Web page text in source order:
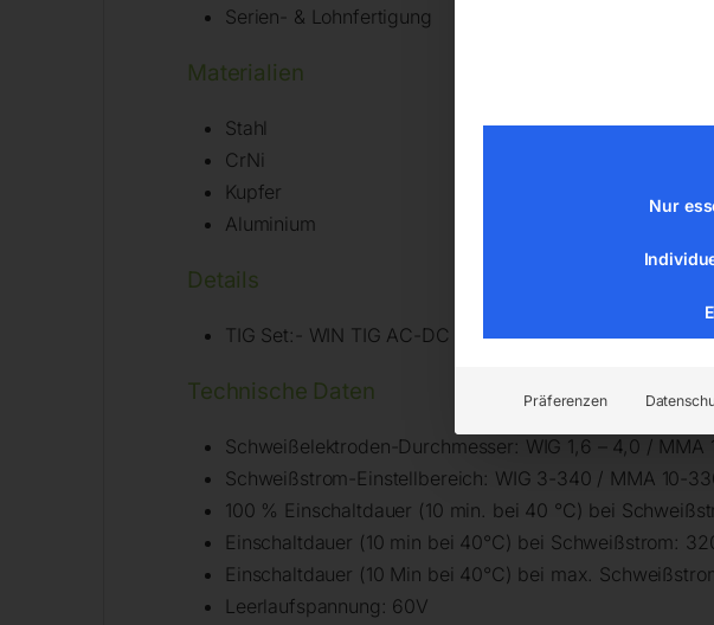
Serien- & Lohnfertigung
Materialien
Stahl
CrNi
Kupfer
Aluminium
Details
TIG Set:- WIN TIG AC-DC 340/T – Transportwagen –
Technische Daten
Schweißelektroden-Durchmesser: WIG 1,6 – 4,0 / MMA
Schweißstrom-Einstellbereich: WIG 3-340 / MMA 10-
100 % Einschaltdauer (10 min. bei 40 °C) bei
Einschaltdauer (10 min bei 40°C) bei Schweißstrom:
Einschaltdauer (10 Min bei 40°C) bei max.
Leerlaufspannung: 60V
Nur
Präferenzen